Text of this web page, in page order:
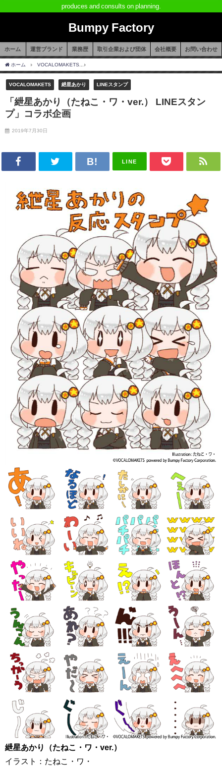
produces and consults on planning.
Bumpy Factory
ホーム 運営ブランド 業務歴 取引企業および団体 会社概要 お問い合わせ
ホーム VOCALOMAKETS
VOCALOMAKETS 紲星あかり LINEスタンプ
「紲星あかり（たねこ・ワ・ver.） LINEスタン
プ」コラボ企画
2019年7月30日
LINE
紲星あかり（たねこ・ワ・ver.）
イラスト：たねこ・ワ・